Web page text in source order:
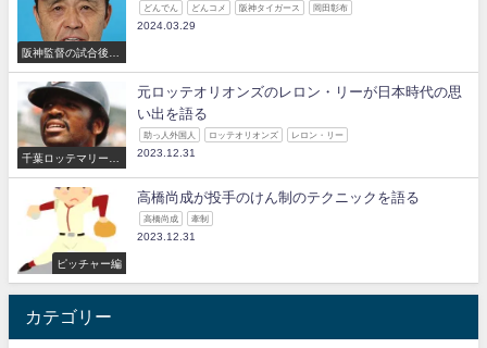
阪神監督の試合後の
コメント
どんでん どんコメ 阪神タイガース 岡田彰布
2024.03.29
千葉ロッテマリーン
ズ
元ロッテオリオンズのレロン・リーが日本時代の思
い出を語る
助っ人外国人 ロッテオリオンズ レロン・リー
2023.12.31
ピッチャー編
高橋尚成が投手のけん制のテクニックを語る
高橋尚成 牽制
2023.12.31
カテゴリー